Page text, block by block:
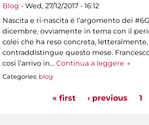
Blog - Wed, 27/12/2017 - 16:12
Nascita e ri-nascita è l’argomento dei
dicembre, ovviamente in tema con il
colei che ha reso concreta,
contraddistingue questo mese.
così l’arrivo in… Continua a leggere →
Categories: blog
« first ‹ previous 1